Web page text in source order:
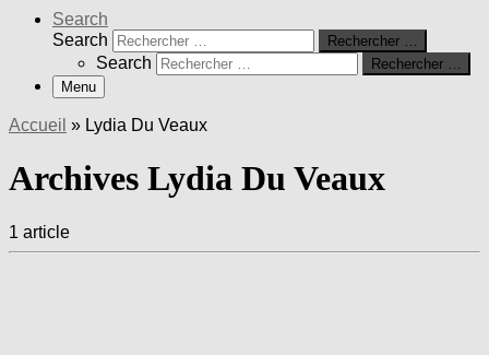
Search
Search
Rechercher …
Search
Rechercher …
Menu
Accueil » Lydia Du Veaux
Archives Lydia Du Veaux
1 article